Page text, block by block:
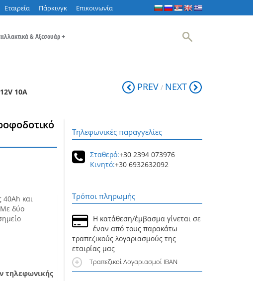
Εταιρεία Πάρκινγκ Επικοινωνία
& Αξεσουάρ+
10A PREV / NEXT
40Αh και
Με δύο
τηλεφωνικής
Τηλεφωνικές παραγγελίες
Σταθερό:+30 2394 073976
Κινητό:+30 6932632092
Τρόποι πληρωμής
Η κατάθεση/έμβασμα γίνεται σε
έναν από τους παρακάτω
τραπεζικούς λογαριασμούς της
εταιρίας μας
Τραπεζικοί Λογαριασμοί IBAN